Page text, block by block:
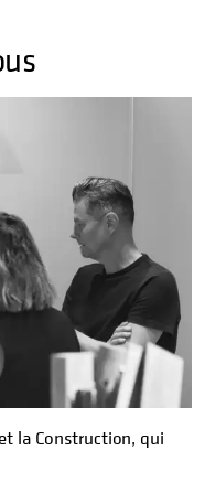
la Construction, qui